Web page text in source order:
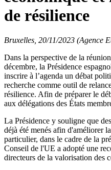
de résilience
Bruxelles, 20/11/2023 (Agence
Dans la perspective de la
décembre, la Présidence
inscrire à l’agenda un débat
recherche comme outil de
résilience. Afin de préparer le
aux délégations des États
La Présidence y souligne que
déjà été menés afin d'améliorer
particulier, dans le cadre de la
Conseil de l'UE a adopté une
directeurs de la valorisation des